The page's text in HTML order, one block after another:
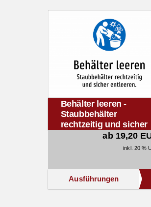
Behälter leeren -
Staubbehälter
rechtzeitig und sicher
ab 19,20
inkl. 20 %
Ausführungen